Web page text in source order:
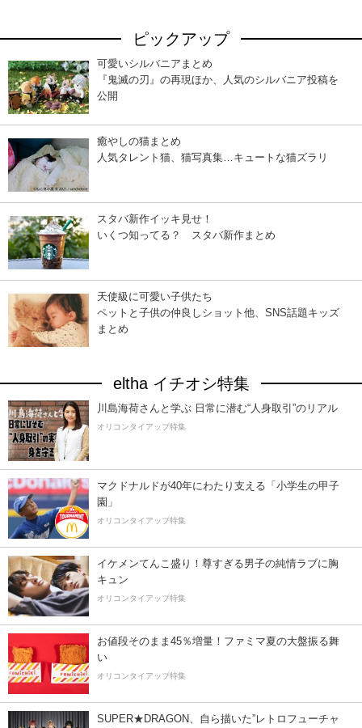
ピックアップ
可愛いシルバニアまとめ
『鬼滅の刃』の再現ほか、人気のシルバニア投稿を
公開
癒やしの猫まとめ
人気タレント猫、猫写真集…キュートな猫ズラリ
スタバ新作イッキ見せ！
いくつ知ってる？ スタバ新作まとめ
天使級に可愛い子供たち
ペットと子供の仲良しショット他、SNS話題キッズ
まとめ
eltha イチオシ特集
川島海荷さんと学ぶ 日常に潜む“人身取引”のリアル
オリコンタイアップ特集
マクドナルドが40年にわたり支える「小学生の甲子
園」
オリコンタイアップ特集
イケメンてんこ盛り！尊すぎる男子の純情ラブに胸
キュン
オリコンタイアップ特集
お値段そのまま45％増量！ファミマ夏の大盤振る舞
い
オリコンタイアップ特集
SUPER★DRAGON、自ら描いた”レトロフューチャ